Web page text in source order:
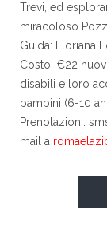
Trevi, ed
miracoloso
Guida: Floriana
Costo: €22
disabili e loro
bambini (6-10
Prenotazioni:
mail a